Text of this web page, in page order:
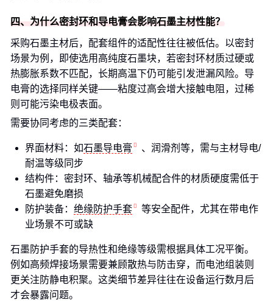
四、为什么密封环和导电膏会影响石墨主材性能？
采购石墨主材后，配套组件的适配性往往被低估。以密封
场景为例，即使选用高纯度石墨块，若密封环材质过硬或
热膨胀系数不匹配，长期高温下仍可能引发泄漏风险。导
电膏的选择同样关键——粘度过高会增大接触电阻，过稀
则可能污染电极表面。
需要协同考虑的三类配套：
界面材料：如石墨导电膏
、润滑剂等，需与主材导电/
耐温等级同步
结构件：密封环、轴承等机械配合件的材质硬度需低于
石墨避免磨损
防护装备： 绝缘防护手套
等安全配件，尤其在带电作
业场景不可或缺
石墨防护手套的导热性和绝缘等级需根据具体工况平衡。
例如高频焊接场景需要兼顾散热与防击穿，而电池组装则
更关注防静电积聚。这类细节差异往往在设备运行数月后
才会暴露问题。